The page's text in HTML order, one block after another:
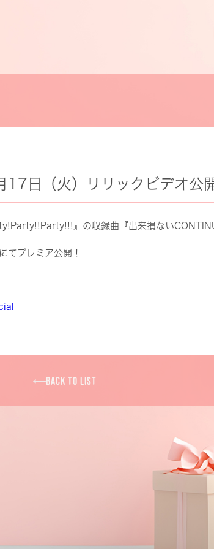
17日（火）リリックビデオ公
』の収録曲『出来損ない
てプレミア公開！
BACK TO LIST